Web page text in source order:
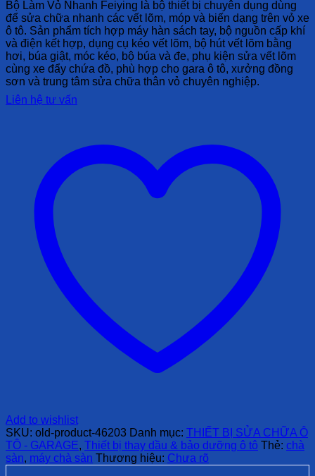
Bộ Làm Vỏ Nhanh Feiying là bộ thiết bị chuyên dụng dùng
để sửa chữa nhanh các vết lõm, móp và biến dạng trên vỏ xe
ô tô. Sản phẩm tích hợp máy hàn sách tay, bộ nguồn cấp khí
và điện kết hợp, dụng cụ kéo vết lõm, bộ hút vết lõm bằng
hơi, búa giật, móc kéo, bộ búa và đe, phụ kiện sửa vết lõm
cùng xe đẩy chứa đồ, phù hợp cho gara ô tô, xưởng đồng
sơn và trung tâm sửa chữa thân vỏ chuyên nghiệp.
Liên hệ tư vấn
Add to wishlist
SKU: old-product-46203 Danh mục: THIẾT BỊ SỬA CHỮA Ô
TÔ - GARAGE, Thiết bị thay dầu & bảo dưỡng ô tô Thẻ: chà
sàn, máy chà sàn Thương hiệu: Chưa rõ